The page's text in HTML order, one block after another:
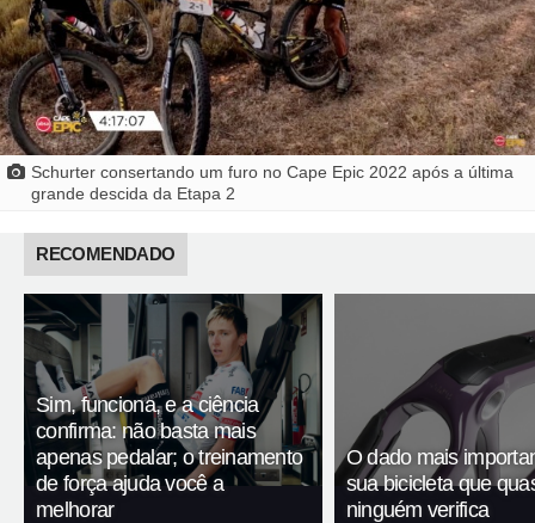
Schurter consertando um furo no Cape Epic 2022 após a última
grande descida da Etapa 2
RECOMENDADO
Sim, funciona, e a ciência
confirma: não basta mais
apenas pedalar; o treinamento
de força ajuda você a
melhorar
O dado mais
sua bicicleta que
ninguém verifica